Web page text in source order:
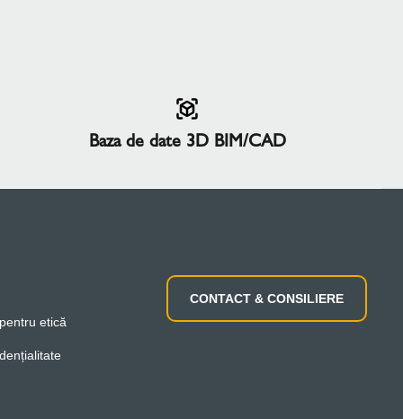
Baza de date 3D BIM/CAD
etică
CONTACT & CONSILIERE